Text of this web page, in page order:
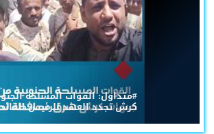
#متداول: القوات المسلحة
كرش تجدد العهد للرئيس